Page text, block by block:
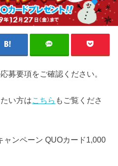
募要項をご確認ください。
い方はこちら もご覧くださ
ャンペーン QUOカード1,000